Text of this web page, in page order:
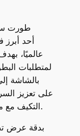
طورت
عالميًا،
لمتطلبات
بالشاشة
التكيف مع مختلف الألعاب ذات الوتيرة السريعة.